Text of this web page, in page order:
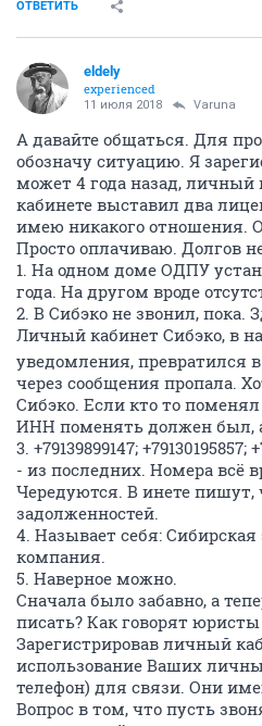
ОТВЕТИТЬ
eldely
experienced
11 июля 2018 Varuna
А давайте общаться. Для
обозначу ситуацию. Я
может 4 года назад, личный
кабинете выставил два
имею никакого отношения.
Просто оплачиваю. Долгов
1. На одном доме ОДПУ
года. На другом вроде
2. В Сибэко не звонил, пока.
Личный кабинет Сибэко, в
уведомления, превратился
через сообщения пропала.
Сибэко. Если кто то
ИНН поменять должен был,
3. +79139899147; +79130195857;
- из последних. Номера всё
Чередуются. В инете пишут,
задолженностей.
4. Называет себя: Сибирская
компания.
5. Наверное можно.
Сначала было забавно, а
писать? Как говорят юристы
Зарегистрировав личный
использование Ваших
телефон) для связи. Они
Вопрос в том, что пусть